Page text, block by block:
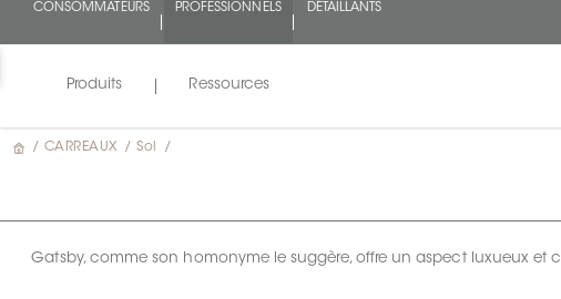
CONSOMMATEURS PROFESSIONNELS
DÉTAILLANTS
Produits Ressources
/ CARREAUX / Sol /
Gatsby, comme son homonyme le suggère, offre un aspect luxueux